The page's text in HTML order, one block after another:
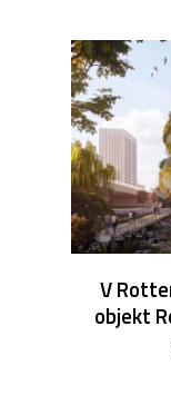
V
objekt